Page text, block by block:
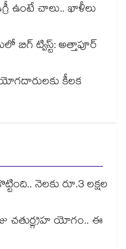
ఉంటే చాలు.. ఖాళీలు
బిగ్ ట్విస్ట్: అత్తాపూర్
కీలక
నెలకు రూ.3 లక్షల
చతుర్గ్రహ యోగం.. ఈ